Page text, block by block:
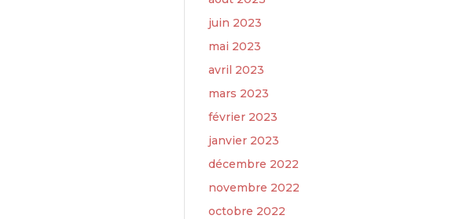
juin 2023
mai 2023
avril 2023
mars 2023
février 2023
janvier 2023
décembre 2022
novembre 2022
octobre 2022